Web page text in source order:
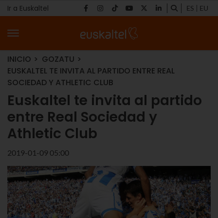
Ir a Euskaltel ES EU
INICIO
GOZATU
EUSKALTEL TE INVITA AL PARTIDO ENTRE REAL
SOCIEDAD Y ATHLETIC CLUB
Euskaltel te invita al partido
entre Real Sociedad y
Athletic Club
2019-01-09 05:00